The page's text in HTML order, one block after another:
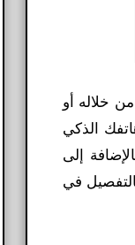
خلاله أو
الذكي
إلى
في